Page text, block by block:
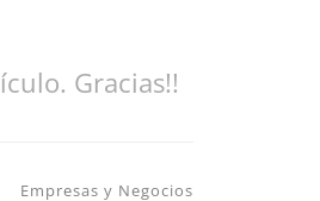
Gracias!!
Empresas y Negocios